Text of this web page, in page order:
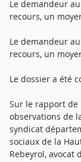
Le demandeur
recours, un
Le demandeur
recours, un
Le dossier a été
Sur le rapport de
observations de
syndicat
sociaux de la
Rebeyrol, avocat